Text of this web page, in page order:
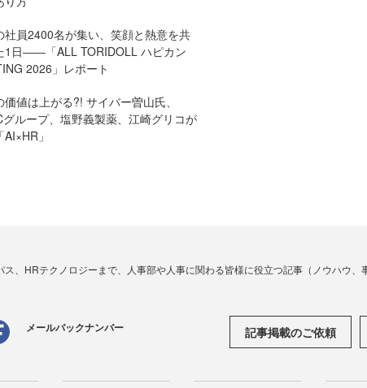
社員2400名が集い、笑顔と熱意を共
1日――「ALL TORIDOLL ハピカン
2026」レポート
価値は上がる?! サイバー曽山氏、
グループ、塩野義製薬、江崎グリコが
」
、HRテクノロジーまで、人事部や人事に関わる皆様に役立つ記事（ノウハウ、
メールバックナンバー 記事掲載のご依頼